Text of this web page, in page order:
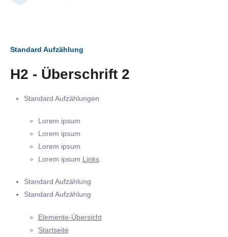
Standard Aufzählung
H2 - Überschrift 2
Standard Aufzählungen
Lorem ipsum
Lorem ipsum
Lorem ipsum
Lorem ipsum Links
Standard Aufzählung
Standard Aufzählung
Elemente-Übersicht
Startseite